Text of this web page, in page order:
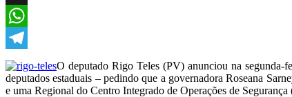
X
WhatsApp
Telegram
O deputado Rigo Teles (PV) anunciou na segunda-
deputados estaduais – pedindo que a governadora Roseana
e uma Regional do Centro Integrado de Operações de